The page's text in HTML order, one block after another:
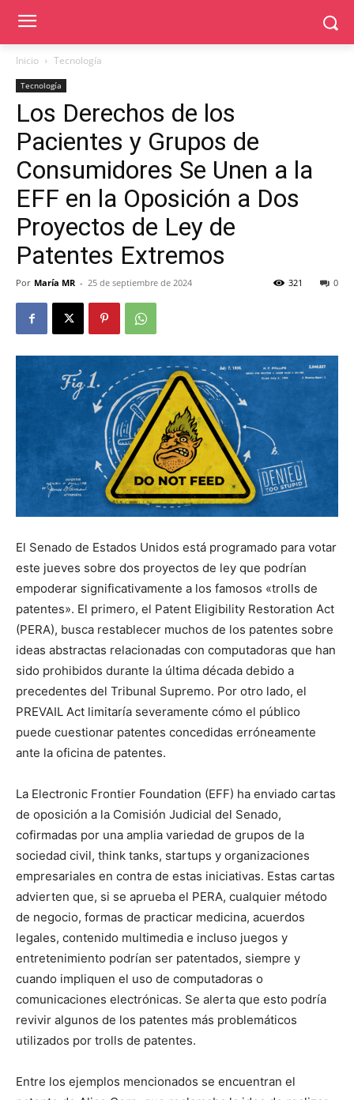
Inicio Tecnología
Tecnología
Los Derechos de los
Pacientes y Grupos de
Consumidores Se Unen a la
EFF en la Oposición a Dos
Proyectos de Ley de
Patentes Extremos
Por María MR - 25 de septiembre de 2024 0
321
El Senado de Estados Unidos está programado para votar
este jueves sobre dos proyectos de ley que podrían
empoderar significativamente a los famosos «trolls de
patentes». El primero, el Patent Eligibility Restoration Act
(PERA), busca restablecer muchos de los patentes sobre
ideas abstractas relacionadas con computadoras que han
sido prohibidos durante la última década debido a
precedentes del Tribunal Supremo. Por otro lado, el
PREVAIL Act limitaría severamente cómo el público
puede cuestionar patentes concedidas erróneamente
ante la oficina de patentes.
La Electronic Frontier Foundation (EFF) ha enviado cartas
de oposición a la Comisión Judicial del Senado,
cofirmadas por una amplia variedad de grupos de la
sociedad civil, think tanks, startups y organizaciones
empresariales en contra de estas iniciativas. Estas cartas
advierten que, si se aprueba el PERA, cualquier método
de negocio, formas de practicar medicina, acuerdos
legales, contenido multimedia e incluso juegos y
entretenimiento podrían ser patentados, siempre y
cuando impliquen el uso de computadoras o
comunicaciones electrónicas. Se alerta que esto podría
revivir algunos de los patentes más problemáticos
utilizados por trolls de patentes.
Entre los ejemplos mencionados se encuentran el